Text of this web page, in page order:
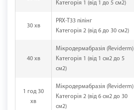
Категорія 1 (від 1 до 5 см2)
30 хв
PRX-T33 пілінг
Категорія 2 (від 6 до 30 см2)
40 хв
Мікродермабразія (Reviderm)
Категорія 1 (від 1 см2 до 5
см2)
1 год 30
хв
Мікродермабразія (Reviderm)
Категорія 2 (від 6 см2 до 30
см2)